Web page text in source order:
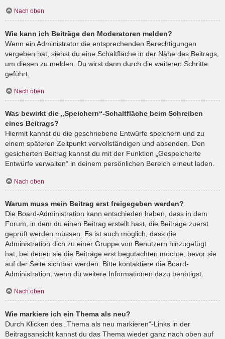
Nach oben
Wie kann ich Beiträge den Moderatoren melden?
Wenn ein Administrator die entsprechenden Berechtigungen
vergeben hat, siehst du eine Schaltfläche in der Nähe des Beitrags,
um diesen zu melden. Du wirst dann durch die weiteren Schritte
geführt.
Nach oben
Was bewirkt die „Speichern“-Schaltfläche beim Schreiben
eines Beitrags?
Hiermit kannst du die geschriebene Entwürfe speichern und zu
einem späteren Zeitpunkt vervollständigen und absenden. Den
gesicherten Beitrag kannst du mit der Funktion „Gespeicherte
Entwürfe verwalten“ in deinem persönlichen Bereich erneut laden.
Nach oben
Warum muss mein Beitrag erst freigegeben werden?
Die Board-Administration kann entschieden haben, dass in dem
Forum, in dem du einen Beitrag erstellt hast, die Beiträge zuerst
geprüft werden müssen. Es ist auch möglich, dass die
Administration dich zu einer Gruppe von Benutzern hinzugefügt
hat, bei denen sie die Beiträge erst begutachten möchte, bevor sie
auf der Seite sichtbar werden. Bitte kontaktiere die Board-
Administration, wenn du weitere Informationen dazu benötigst.
Nach oben
Wie markiere ich ein Thema als neu?
Durch Klicken des „Thema als neu markieren“-Links in der
Beitragsansicht kannst du das Thema wieder ganz nach oben auf